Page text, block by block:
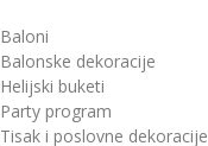
Baloni
Balonske dekoracije
Helijski buketi
Party program
Tisak i poslovne dekoracije